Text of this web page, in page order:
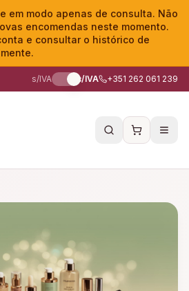
em modo apenas de consulta. Não
encomendas neste momento.
e consultar o histórico de
s/IVA c/IVA +351 262 061 239